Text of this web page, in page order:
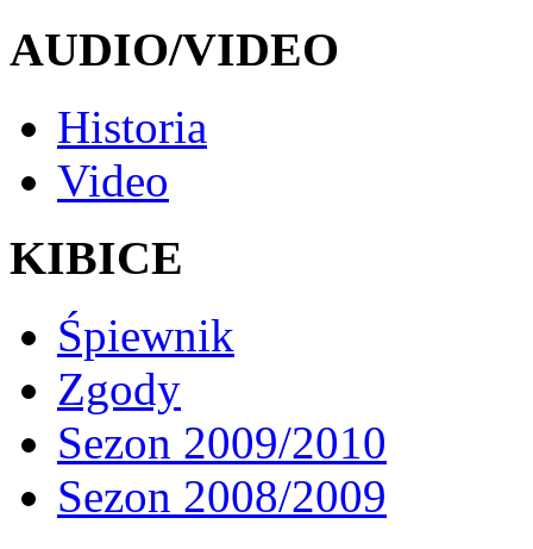
AUDIO/VIDEO
Historia
Video
KIBICE
Śpiewnik
Zgody
Sezon 2009/2010
Sezon 2008/2009